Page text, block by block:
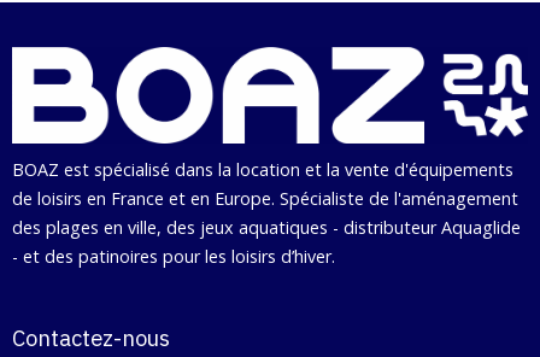
BOAZ est spécialisé dans la location et la vente d'équipements
de loisirs en France et en Europe. Spécialiste de l'aménagement
des plages en ville, des jeux aquatiques - distributeur Aquaglide
- et des patinoires pour les loisirs d’hiver.
Contactez-nous